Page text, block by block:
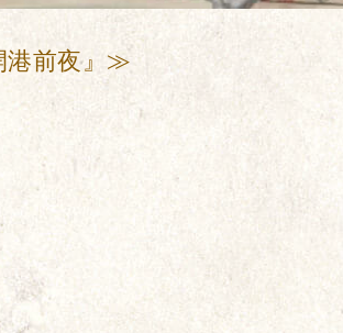
港前夜』≫